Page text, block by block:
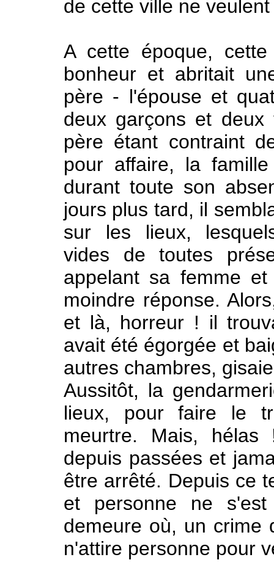
de cette ville ne
A cette époque,
bonheur et abritait
père - l'épouse et
deux garçons et
père étant contraint
pour affaire, la
durant toute son
jours plus tard, il
sur les lieux,
vides de toutes
appelant sa femme
moindre réponse.
et là, horreur ! il
avait été égorgée et
autres chambres,
Aussitôt, la
lieux, pour faire le
meurtre. Mais,
depuis passées et
être arrêté. Depuis ce
et personne ne
demeure où, un crime
n'attire personne pour